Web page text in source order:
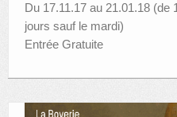
Du 17.11.17 au 21.01.18 (de
jours sauf le mardi)
Entrée Gratuite